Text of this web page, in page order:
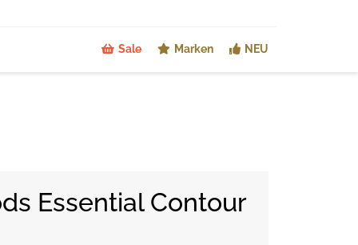
Sale Marken NEU
Essential Contour